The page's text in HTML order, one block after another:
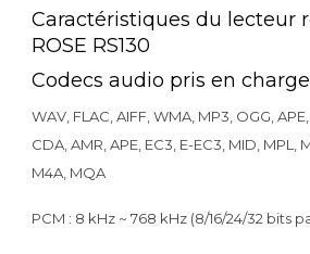
Caractéristiques du lecteur
ROSE RS130
Codecs audio pris en charge
WAV, FLAC, AIFF, WMA, MP3, OGG,
CDA, AMR, APE, EC3, E-EC3, MID, MPL,
M4A, MQA
PCM : 8 kHz ~ 768 kHz (8/16/24/32 bits